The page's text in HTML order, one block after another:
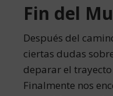
Fin del
Después del
ciertas dudas
deparar el
Finalmente nos